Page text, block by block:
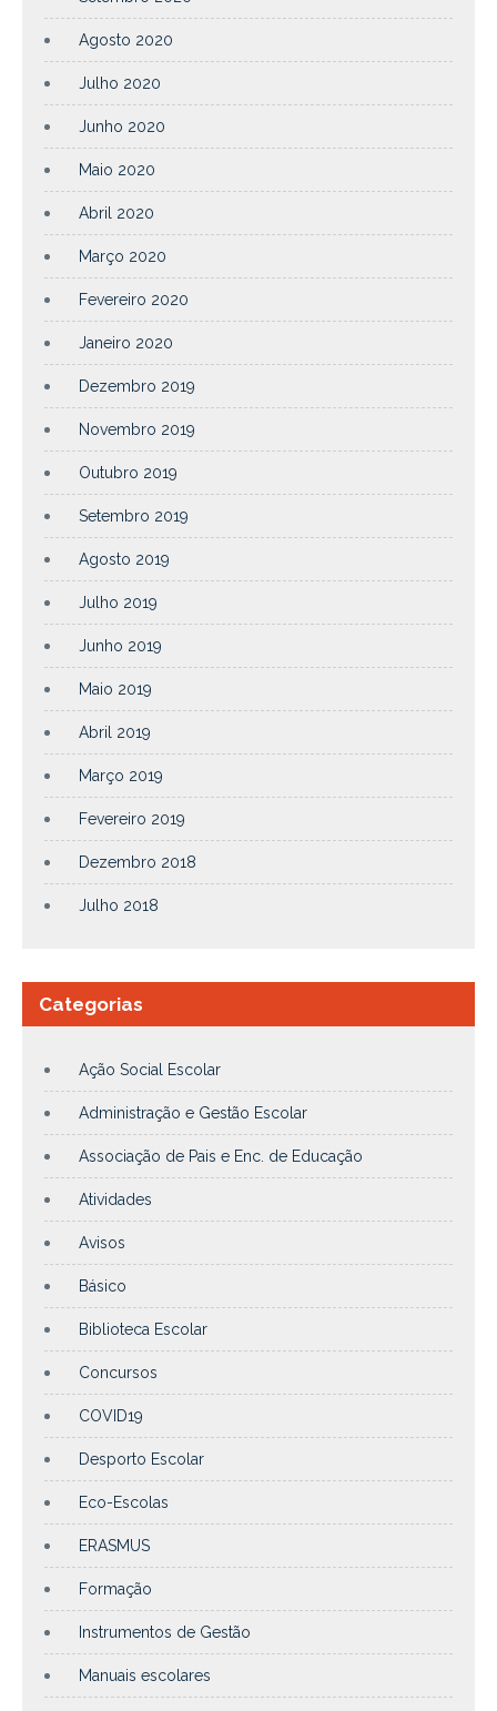
Agosto 2020
Julho 2020
Junho 2020
Maio 2020
Abril 2020
Março 2020
Fevereiro 2020
Janeiro 2020
Dezembro 2019
Novembro 2019
Outubro 2019
Setembro 2019
Agosto 2019
Julho 2019
Junho 2019
Maio 2019
Abril 2019
Março 2019
Fevereiro 2019
Dezembro 2018
Julho 2018
Categorias
Ação Social Escolar
Administração e Gestão Escolar
Associação de Pais e Enc. de Educação
Atividades
Avisos
Básico
Biblioteca Escolar
Concursos
COVID19
Desporto Escolar
Eco-Escolas
ERASMUS
Formação
Instrumentos de Gestão
Manuais escolares